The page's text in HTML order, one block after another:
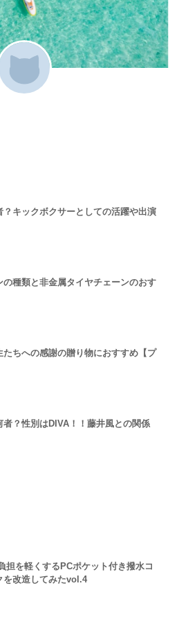
？キックボクサーとしての活躍や出演
の種類と非金属タイヤチェーンのおす
たちへの感謝の贈り物におすすめ【プ
者？性別はDIVA！！藤井風との関係
担を軽くするPCポケット付き撥水コ
を改造してみたvol.4